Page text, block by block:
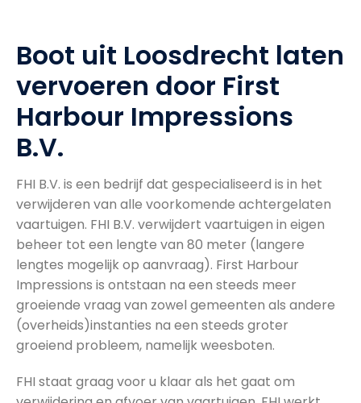
Boot uit Loosdrecht laten
vervoeren door First
Harbour Impressions
B.V.
FHI B.V. is een bedrijf dat gespecialiseerd is in het
verwijderen van alle voorkomende achtergelaten
vaartuigen. FHI B.V. verwijdert vaartuigen in eigen
beheer tot een lengte van 80 meter (langere
lengtes mogelijk op aanvraag). First Harbour
Impressions is ontstaan na een steeds meer
groeiende vraag van zowel gemeenten als andere
(overheids)instanties na een steeds groter
groeiend probleem, namelijk weesboten.
FHI staat graag voor u klaar als het gaat om